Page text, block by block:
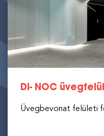
DI- NOC
Üvegbevonat felületi